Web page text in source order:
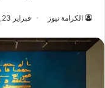
الكرامة نيوز فبراير 23, 2026